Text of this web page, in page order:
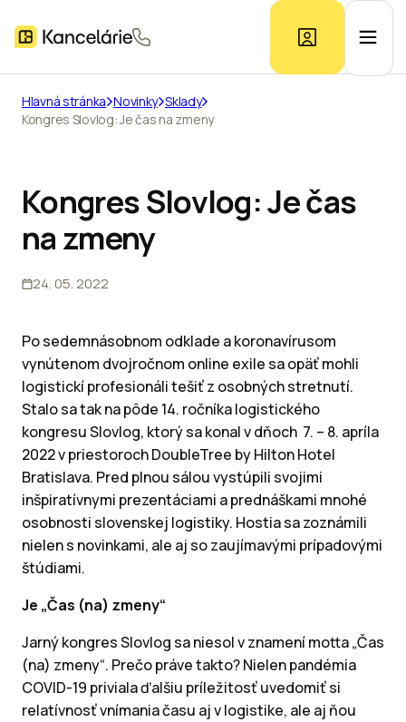
Prieskum trhu
Hlavná stránka Novinky Sklady
Kongres Slovlog: Je čas na zmeny
Kongres Slovlog: Je čas
na zmeny
24. 05. 2022
Po sedemnásobnom odklade a koronavírusom
vynútenom dvojročnom online exile sa opäť mohli
logistickí profesionáli tešiť z osobných stretnutí.
Stalo sa tak na pôde 14. ročníka logistického
kongresu Slovlog, ktorý sa konal v dňoch 7. – 8. apríla
2022 v priestoroch DoubleTree by Hilton Hotel
Bratislava. Pred plnou sálou vystúpili svojimi
inšpiratívnymi prezentáciami a prednáškami mnohé
osobnosti slovenskej logistiky. Hostia sa zoznámili
nielen s novinkami, ale aj so zaujímavými prípadovými
štúdiami.
Je „Čas (na) zmeny“
Jarný kongres Slovlog sa niesol v znamení motta „Čas
(na) zmeny“. Prečo práve takto? Nielen pandémia
COVID-19 priviala ďalšiu príležitosť uvedomiť si
relatívnosť vnímania času aj v logistike, ale aj ňou